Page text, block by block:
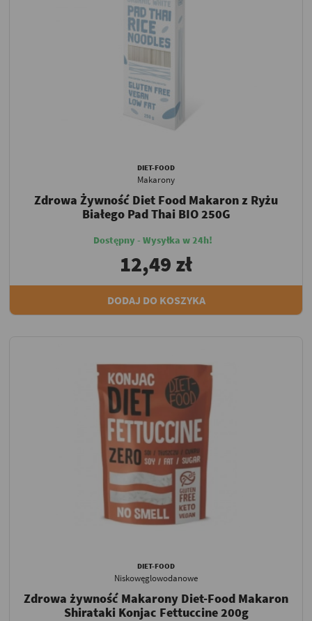
DIET-FOOD
Makarony
Zdrowa Żywność Diet Food Makaron z Ryżu
Białego Pad Thai BIO 250G
Dostępny - Wysyłka w 24h!
12,49 zł
DODAJ DO KOSZYKA
DIET-FOOD
Niskowęglowodanowe
Zdrowa żywność Makarony Diet-Food Makaron
Shirataki Konjac Fettuccine 200g